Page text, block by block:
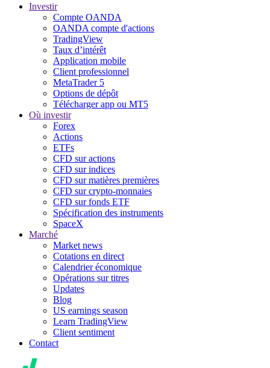
Investir
Compte OANDA
OANDA compte d'actions
TradingView
Taux d’intérêt
Application mobile
Client professionnel
MetaTrader 5
Options de dépôt
Télécharger app ou MT5
Où investir
Forex
Actions
ETFs
CFD sur actions
CFD sur indices
CFD sur matières premières
CFD sur crypto-monnaies
CFD sur fonds ETF
Spécification des instruments
SpaceX
Marché
Market news
Cotations en direct
Calendrier économique
Opérations sur titres
Updates
Blog
US earnings season
Learn TradingView
Client sentiment
Contact